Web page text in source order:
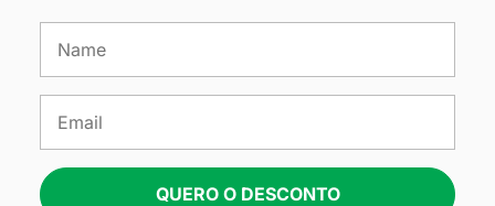
QUERO O DESCONTO